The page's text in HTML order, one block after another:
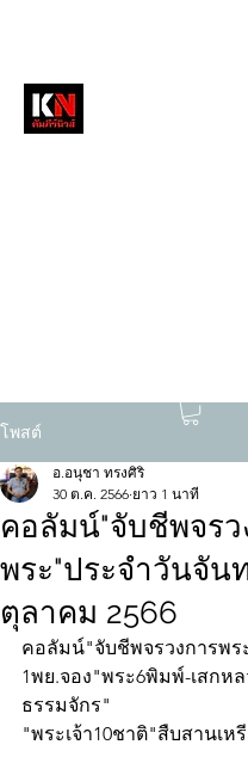
โพสต์
คอลัมน์"จับชีพจรว
พระ"ประจำวันจัน
ตุลาคม 2566
อ.อนุชา ทรงศิริ
30 ต.ค. 2566 ยาว 1 นาที
คอลัมน์"จับชีพจรวงการพร
1พย.จอง"พระ6พิมพ์-เสกห
ธรรมจักร"
"พระเจ้า10ชาติ"สืบสานเห